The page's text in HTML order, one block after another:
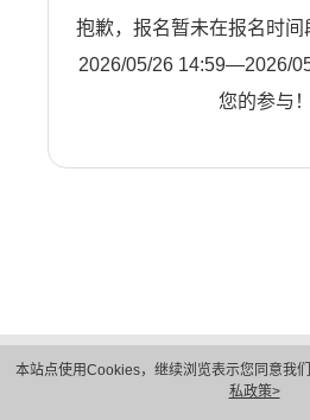
本站点使用Cookies，继续浏览表示您同意我
私政策>
抱歉，报名暂未在报名时间
2026/05/26 14:59—2026/
您的参与！
隐私保护
法律